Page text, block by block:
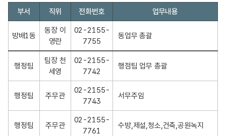
주
센
터
방
동
부서 직위 전화번호 업무내용
방배1동
동장 이
영란
02-2155-
7755
동업무 총괄
행정팀
팀장 천
세영
02-2155-
7742
행점팀 업무 총괄
행정팀 주무관
02-2155-
7743
서무주임
행정팀 주무관
02-2155-
7761
수방,제설,청소,건축,공원녹지